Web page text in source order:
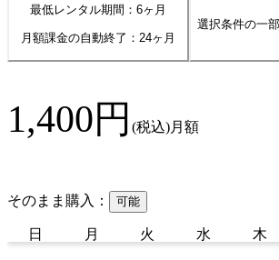
最低レンタル期間：6ヶ月
月額課金の自動終了： 24ヶ月
選択条件の一
1,400円 (税込)月額
そのまま購入： 可能
日 月 火 水 木